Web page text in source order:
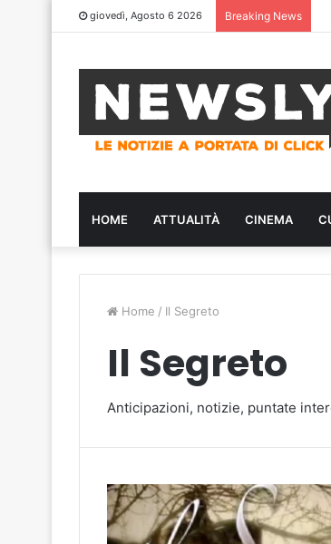
giovedì, Agosto 6 2026 Breaking News
HOME ATTUALITÀ CINEMA
Home / Il Segreto
Il Segreto
Anticipazioni, notizie, puntate